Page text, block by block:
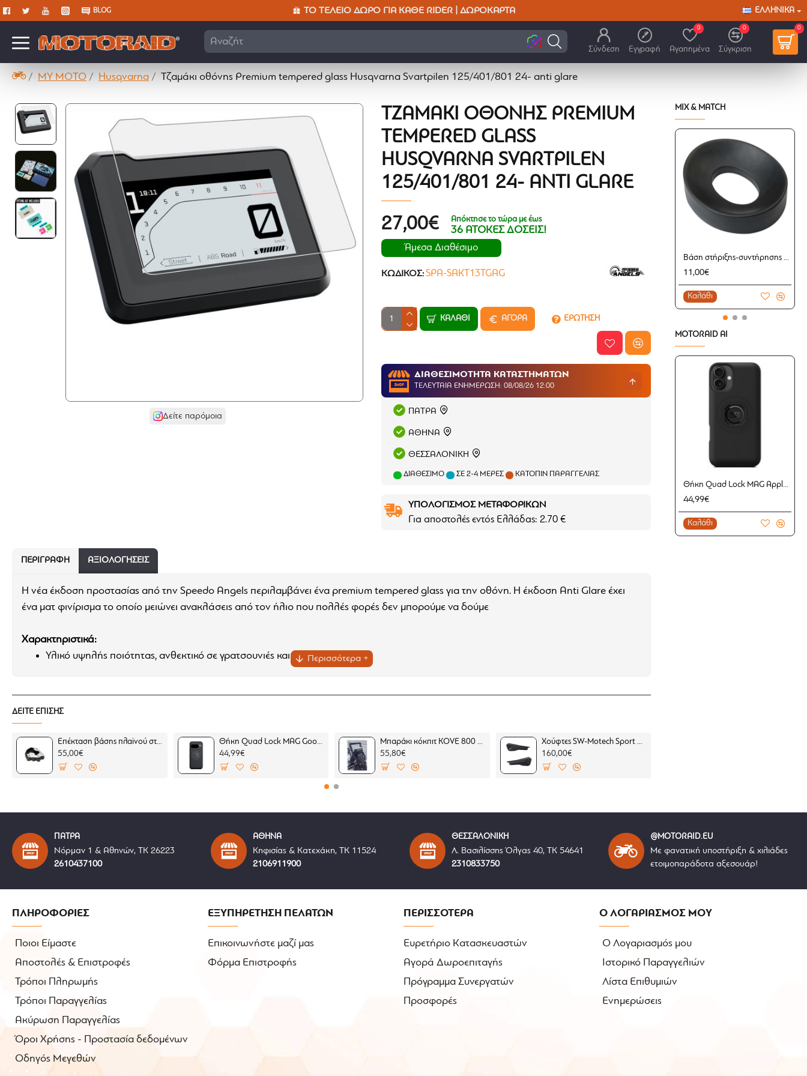
BLOG ΤΟ ΤΈΛΕΙΟ ΔΏΡΟ ΓΙΑ ΚΆΘΕ RIDER | ΔΩΡΟΚΆΡΤΑ ΕΛΛΗΝΙΚΆ
Αναζήτηση εδ
Σύνδεση Εγγραφή Αγαπημένα
0
Σύγκριση
0 0
MY MOTO Husqvarna Τζαμάκι οθόνης Premium tempered glass Husqvarna Svartpilen 125/401/801 24- anti glare
Δείτε παρόμοια
ΤΖΑΜΆΚΙ ΟΘΌΝΗΣ PREMIUM
TEMPERED GLASS
HUSQVARNA SVARTPILEN
125/401/801 24- ANTI GLARE
27,00€ Απόκτησε το τώρα με έως
36 ΑΤΟΚΕΣ ΔΟΣΕΙΣ!
Άμεσα Διαθέσιμο
ΚΩΔΙΚΌΣ:SPA-SAKT13TGAG
ΚΑΛΆΘΙ ΑΓΟΡΑ ΕΡΩΤΗΣΗ
ΔΙΑΘΕΣΙΜΟΤΗΤΑ ΚΑΤΑΣΤΗΜΑΤΩΝ
ΤΕΛΕΥΤΑΊΑ ΕΝΗΜΈΡΩΣΗ: 08/08/26 12:00
ΠΑΤΡΑ
ΑΘΗΝΑ
ΘΕΣΣΑΛΟΝΙΚΗ
ΔΙΑΘΈΣΙΜΟ ΣΕ 2-4 ΜΈΡΕΣ ΚΑΤΌΠΙΝ ΠΑΡΑΓΓΕΛΊΑΣ
ΥΠΟΛΟΓΙΣΜΟΣ ΜΕΤΑΦΟΡΙΚΩΝ
Για αποστολές εντός Ελλάδας: 2.70 €
ΠΕΡΙΓΡΑΦΉ ΑΞΙΟΛΟΓΗΣΕΙΣ
Η νέα έκδοση προστασίας από την Speedo Angels περιλαμβάνει ένα premium tempered glass για την οθόνη. Η έκδοση Anti Glare έχει
ένα ματ φινίρισμα το οποίο μειώνει ανακλάσεις από τον ήλιο που πολλές φορές δεν μπορούμε να δούμε
Χαρακτηριστικά:
Υλικό υψηλής ποιότητας, ανθεκτικό σε γρατσουνιές και εκδορές
Ανώτερο ποιοτικά από το απλό "tempered glass"
Το σετ περιλαμβάνει:
Προστατευτικό tempered glass anti glare
Πανάκι καθαρισμού πριν την εγκατάσταση για αφαίρεση βρομιών.
Πανάκι καθαρισμού πριν την εγκατάσταση για αφαίρεση σκόνης
ΔΕΙΤΕ ΕΠΙΣΗΣ
Επέκταση βάσης πλαϊνού σταντ SW-Motech Moto Guzzi Stelvio 23-
55,00€
Θήκη Quad Lock MAG Google Pixel 10 Pro (μαγνητική)
44,99€
Μπαράκι κόκπιτ KOVE 800 X PRO
55,80€
Χούφτες SW-Motech Sport BMW F 450 GS (2 σημεία στήριξης)
160,00€
MIX & MATCH
Βάση στήριξης-συντήρησης κράνους 23cm
11,00€
Καλάθι
MOTORAID AI
Θήκη Quad Lock MAG Apple iPhone 16 Plus (μαγνητική)
44,99€
Καλάθι
ΠΑΤΡΑ
Νόρμαν 1 & Αθηνών, ΤΚ 26223
2610437100
ΑΘΗΝΑ
Κηφισίας & Κατεχάκη, ΤΚ 11524
2106911900
ΘΕΣΣΑΛΟΝΙΚΗ
Λ. Βασιλίσσης Όλγας 40, ΤΚ 54641
2310833750
@MOTORAID.EU
Με φανατική υποστήριξη & χιλιάδες
ετοιμοπαράδοτα αξεσουάρ!
ΠΛΗΡΟΦΟΡΙΕΣ
Ποιοι Είμαστε
Αποστολές & Επιστροφές
Τρόποι Πληρωμής
Τρόποι Παραγγελίας
Ακύρωση Παραγγελίας
Όροι Χρήσης - Προστασία δεδομένων
Οδηγός Μεγεθών
ΕΞΥΠΗΡΕΤΗΣΗ ΠΕΛΑΤΩΝ
Επικοινωνήστε μαζί μας
Φόρμα Επιστροφής
ΠΕΡΙΣΣΟΤΕΡΑ
Ευρετήριο Κατασκευαστών
Αγορά Δωροεπιταγής
Πρόγραμμα Συνεργατών
Προσφορές
Ο ΛΟΓΑΡΙΑΣΜΟΣ ΜΟΥ
Ο Λογαριασμός μου
Ιστορικό Παραγγελιών
Λίστα Επιθυμιών
Ενημερώσεις